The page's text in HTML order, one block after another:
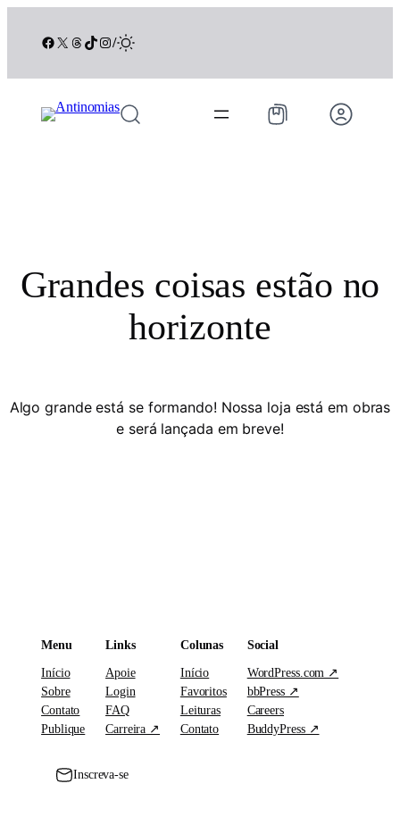
Facebook
X Threads
TikTok
Instagram
/
Grandes coisas estão no
horizonte
Algo grande está se formando! Nossa loja está em obras
e será lançada em breve!
Menu
Início
Sobre
Contato
Publique
Links
Apoie
Login
FAQ
Carreira ↗
Colunas
Início
Favoritos
Leituras
Contato
Social
WordPress.com ↗
bbPress ↗
Careers
BuddyPress ↗
Inscreva-se